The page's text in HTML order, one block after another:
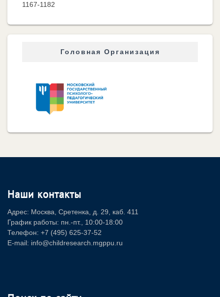
1167-1182
Головная Организация
Наши контакты
Адрес: Москва, Сретенка, д. 29, каб. 411
График работы: пн.-пт., 10:00-18:00
Телефон: +7 (495) 625-37-52
E-mail: info@childresearch.mgppu.ru